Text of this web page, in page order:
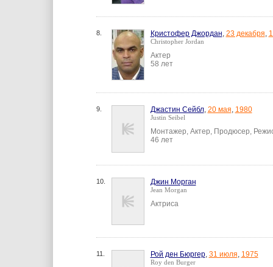
8. Кристофер Джордан, 23 декабря,
Christopher Jordan
Актер
58 лет
9. Джастин Сейбл, 20 мая, 1980
Justin Seibel
Монтажер, Актер, Продюсер,
46 лет
10. Джин Морган
Jean Morgan
Актриса
11. Рой ден Бюргер, 31 июля, 1975
Roy den Burger